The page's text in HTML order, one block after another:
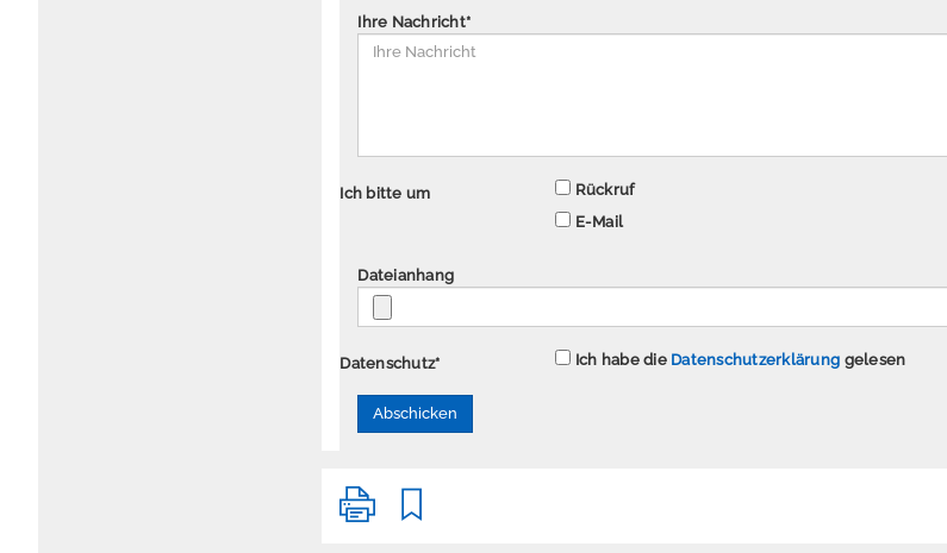
Ihre Nachricht*
Ich bitte um
Rückruf
E-Mail
Dateianhang
Datenschutz* Ich habe die Datenschutzerklärung gelesen